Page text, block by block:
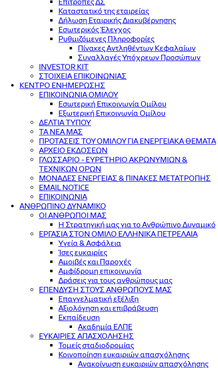
Καταστατικό της εταιρείας
Δήλωση Εταιρικής Διακυβέρνησης
Εσωτερικός Έλεγχος
Ρυθμιζόμενες Πληροφορίες
Πίνακες Αντληθέντων Κεφαλαίων
Συναλλαγές Υπόχρεων Προσώπων
INVESTOR KIT
ΣΤΟΙΧΕΙΑ ΕΠΙΚΟΙΝΩΝΙΑΣ
ΚΕΝΤΡΟ ΕΝΗΜΕΡΩΣΗΣ
ΕΠΙΚΟΙΝΩΝΙΑ ΟΜΙΛΟΥ
Εσωτερική Επικοινωνία Ομίλου
Εξωτερική Επικοινωνία Ομίλου
ΔΕΛΤΙΑ ΤΥΠΟΥ
ΤΑ ΝΕΑ ΜΑΣ
ΠΡΟΤΑΣΕΙΣ ΤΟΥ ΟΜΙΛΟΥ ΓΙΑ ΕΝΕΡΓΕΙΑΚΑ ΘΕΜΑΤΑ
ΑΡΧΕΙΟ ΕΚΔΟΣΕΩΝ
ΓΛΩΣΣΑΡΙΟ - ΕΥΡΕΤΗΡΙΟ ΑΚΡΩΝΥΜΙΩΝ &
ΤΕΧΝΙΚΩΝ ΟΡΩΝ
ΜΟΝΑΔΕΣ ΕΝΕΡΓΕΙΑΣ & ΠΙΝΑΚΕΣ ΜΕΤΑΤΡΟΠΗΣ
EMAIL NOTICE
ΕΠΙΚΟΙΝΩΝΙΑ
ΑΝΘΡΩΠΙΝΟ ΔΥΝΑΜΙΚΟ
ΟΙ ΑΝΘΡΩΠΟΙ ΜΑΣ
Η Στρατηγική μας για το Ανθρώπινο Δυναμικό
ΕΡΓΑΣΙΑ ΣΤΟΝ ΟΜΙΛΟ ΕΛΛΗΝΙΚΑ ΠΕΤΡΕΛΑΙΑ
Υγεία & Ασφάλεια
Ίσες ευκαιρίες
Αμοιβές και Παροχές
Αμφίδρομη επικοινωνία
Δράσεις για τους ανθρώπους μας
ΕΠΕΝΔΥΣΗ ΣΤΟΥΣ ΑΝΘΡΩΠΟΥΣ ΜΑΣ
Επαγγελματική εξέλιξη
Αξιολόγηση και επιβράβευση
Εκπαίδευση
Ακαδημία ΕΛΠΕ
ΕΥΚΑΙΡΙΕΣ ΑΠΑΣΧΟΛΗΣΗΣ
Τομείς σταδιοδρομίας
Κοινοποίηση ευκαιριών απασχόλησης
Ανακοίνωση ευκαιριών απασχόλησης